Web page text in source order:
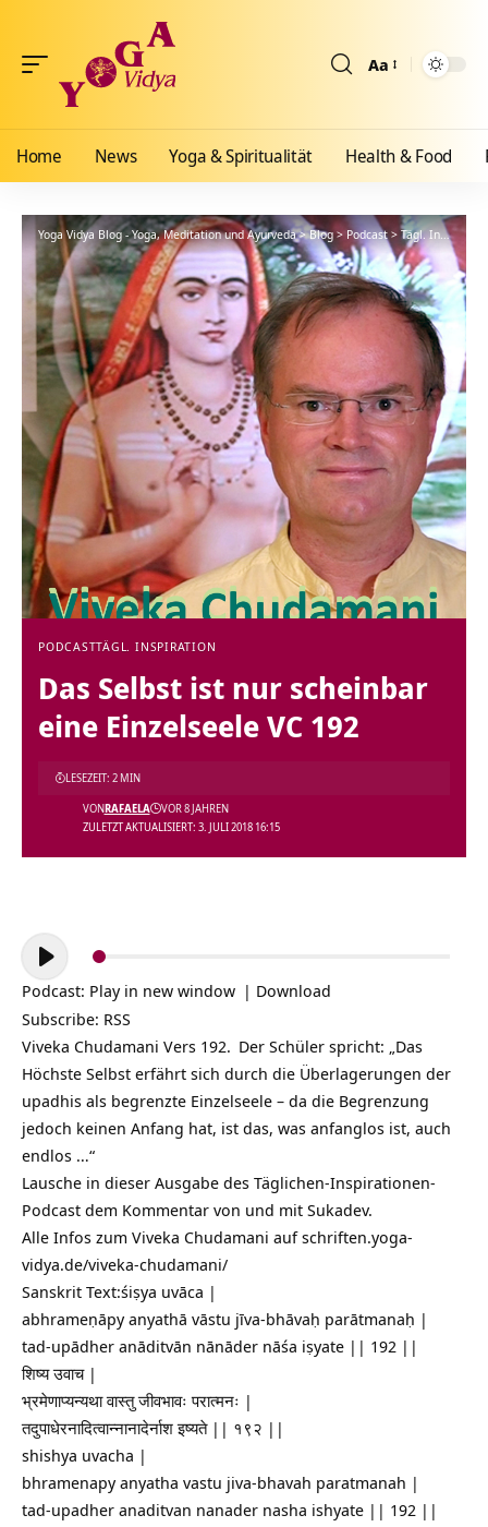
Aa
Home News Yoga & Spiritualität Health & Food
Yoga Vidya Blog - Yoga, Meditation und Ayurveda>Blog> Podcast> Tägl. Inspiration
PODCASTTÄGL. INSPIRATION
Das Selbst ist nur scheinbar
eine Einzelseele VC 192
ZULETZT AKTUALISIERT: 3. JULI 2018 16:15
VONRAFAELA VOR 8 JAHREN
LESEZEIT: 2 MIN
Audio-
Player
Podcast: Play in new window | Download
Subscribe: RSS
Viveka Chudamani Vers 192. Der Schüler spricht: „Das
Höchste Selbst erfährt sich durch die Überlagerungen der
upadhis als begrenzte Einzelseele – da die Begrenzung
jedoch keinen Anfang hat, ist das, was anfanglos ist, auch
endlos …“
Lausche in dieser Ausgabe des Täglichen-Inspirationen-
Podcast dem Kommentar von und mit Sukadev.
Alle Infos zum Viveka Chudamani aufschriften.yoga-
vidya.de/viveka-chudamani/
Sanskrit Text:śiṣya uvāca |
abhrameṇāpy anyathā vāstu jīva-bhāvaḥ parātmanaḥ |
tad-upādher anāditvān nānāder nāśa iṣyate || 192 ||
शिष्य उवाच |
भ्रमेणाप्यन्यथा वास्तु जीवभावः परात्मनः |
तदुपाधेरनादित्वान्नानादेर्नाश इष्यते || १९२ ||
shishya uvacha |
bhramenapy anyatha vastu jiva-bhavah paratmanah |
tad-upadher anaditvan nanader nasha ishyate || 192 ||